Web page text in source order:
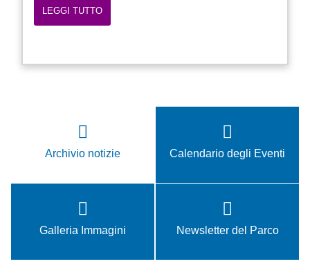
LEGGI TUTTO
Archivio notizie Calendario degli Eventi
Galleria Immagini Newsletter del Parco